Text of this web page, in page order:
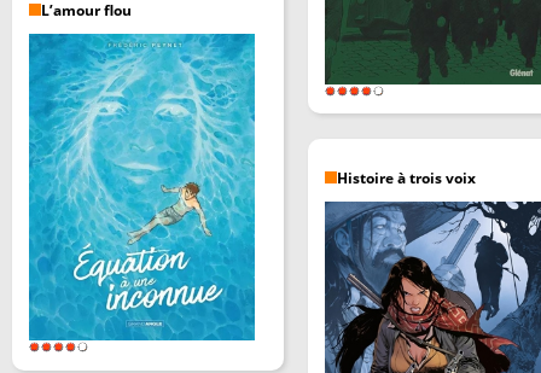
L’amour flou
Histoire à trois voix